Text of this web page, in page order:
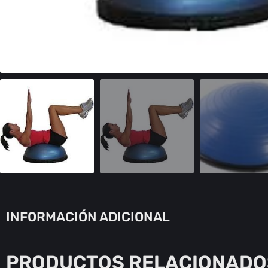
INFORMACIÓN ADICIONAL
PRODUCTOS